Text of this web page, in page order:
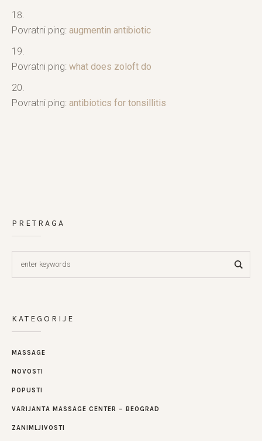
Povratni ping: augmentin antibiotic
Povratni ping: what does zoloft do
Povratni ping: antibiotics for tonsillitis
PRETRAGA
KATEGORIJE
MASSAGE
NOVOSTI
POPUSTI
VARIJANTA MASSAGE CENTER – BEOGRAD
ZANIMLJIVOSTI